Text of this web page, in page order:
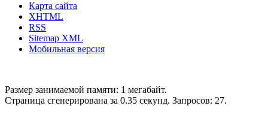
Карта сайта
XHTML
RSS
Sitemap XML
Мобильная версия
Размер занимаемой памяти: 1 мегабайт.
Страница сгенерирована за 0.35 секунд. Запросов: 27.